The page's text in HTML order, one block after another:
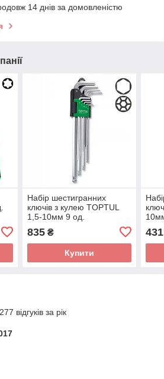
14 днів за домовленістю
Набір шестигранних
ключів з кулею TOPTUL
1,5-10мм 9 од.
супердлинных GAAL0917
835₴
Купити
431
відгуків за рік